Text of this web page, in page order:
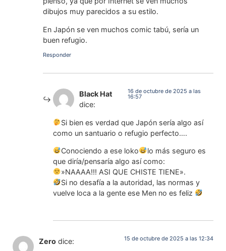
dibujos muy parecidos a su estilo.
En Japón se ven muchos comic tabú, sería un
buen refugio.
Responder
Black Hat
dice:
16 de octubre de 2025 a las
16:57
Si bien es verdad que Japón sería algo así
como un santuario o refugio perfecto….
Conociendo a ese loko
lo más seguro es
que diría/pensaría algo así como:
»NAAAA!!! ASI QUE CHISTE TIENE».
Si no desafía a la autoridad, las normas y
vuelve loca a la gente ese Men no es feliz
Zero dice: 15 de octubre de 2025 a las 12:34